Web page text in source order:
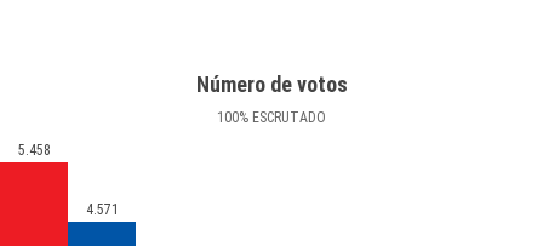
Número de votos
100% ESCRUTADO
5.458
4.571